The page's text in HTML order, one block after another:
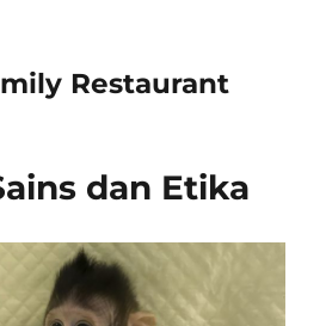
Restaurant
dan Etika